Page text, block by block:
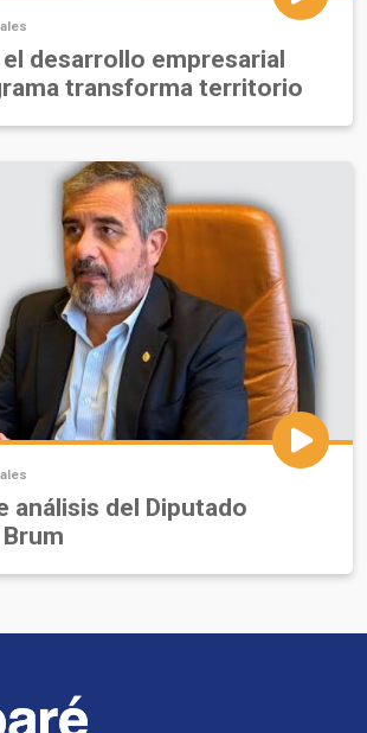
desarrollo empresarial
transforma territorio
análisis del Diputado